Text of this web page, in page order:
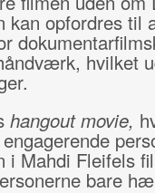
kan opfordres til
hvilket
hangout movie,
i Mahdi Fleifels
bare